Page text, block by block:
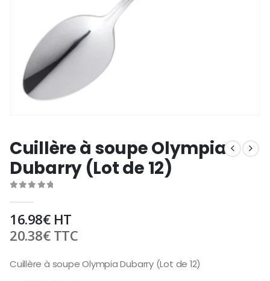
Cuillère à soupe Olympia
Dubarry (Lot de 12)
16.98€HT
20.38€TTC
Cuillère à soupe Olympia Dubarry (Lot de 12)